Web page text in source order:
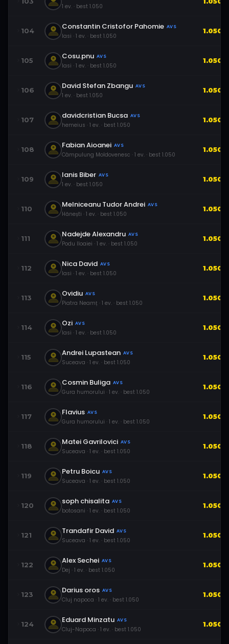
1 ev. · best 1.050
104 Constantin Cristofor Pahomie AVS
Iasi · 1 ev. · best 1.050
1.050
105 Cosu.pnu AVS
Iasi · 1 ev. · best 1.050
1.050
106 David Stefan Zbangu AVS
1 ev. · best 1.050
1.050
107 davidcristian Bucsa AVS
hemeius · 1 ev. · best 1.050
1.050
108 Fabian Aioanei AVS
Câmpulung Moldovenesc · 1 ev. · best 1.050
1.050
109 Ianis Biber AVS
1 ev. · best 1.050
1.050
110 Melniceanu Tudor Andrei AVS
Hănești · 1 ev. · best 1.050
1.050
111 Nadejde Alexandru AVS
Podu Iloaiei · 1 ev. · best 1.050
1.050
112 Nica David AVS
Iasi · 1 ev. · best 1.050
1.050
113 Ovidiu AVS
Piatra Neamț · 1 ev. · best 1.050
1.050
114 Ozi AVS
Iasi · 1 ev. · best 1.050
1.050
115 Andrei Lupastean AVS
Suceava · 1 ev. · best 1.050
1.050
116 Cosmin Buliga AVS
Gura humorului · 1 ev. · best 1.050
1.050
117 Flavius AVS
Gura humorului · 1 ev. · best 1.050
1.050
118 Matei Gavrilovici AVS
Suceava · 1 ev. · best 1.050
1.050
119 Petru Boicu AVS
Suceava · 1 ev. · best 1.050
1.050
120 soph chisalita AVS
botosani · 1 ev. · best 1.050
1.050
121 Trandafir David AVS
Suceava · 1 ev. · best 1.050
1.050
122 Alex Sechei AVS
Dej · 1 ev. · best 1.050
1.050
123 Darius oros AVS
Cluj napoca · 1 ev. · best 1.050
1.050
124 Eduard Minzatu AVS
Cluj-Napoca · 1 ev. · best 1.050
1.050